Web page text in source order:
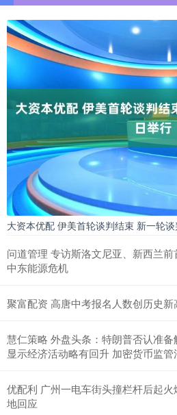
大资本优配 伊美首轮谈判结束 新一轮
问道管理 专访斯洛文尼亚、新西兰
中东能源危机
聚富配资 高唐中考报名人数创历史新
慧仁策略 外盘头条：特朗普否认准
显示经济活动略有回升 加密货币监
优配利 广州一电车街头撞栏杆后起
地回应